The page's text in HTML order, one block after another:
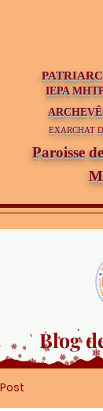
PATRIAR
ΙΕΡΑ
EXARCHAT
Paroisse
Blog
Post